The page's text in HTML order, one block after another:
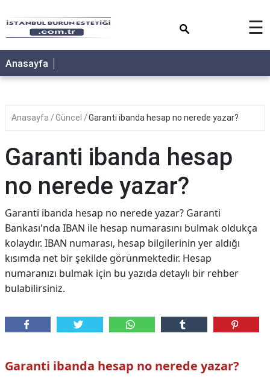
☰
Anasayfa
Anasayfa Güncel Garanti ibanda hesap no nerede yazar?
Garanti ibanda hesap
no nerede yazar?
Garanti ibanda hesap no nerede yazar? Garanti
Bankası'nda IBAN ile hesap numarasını bulmak oldukça
kolaydır. IBAN numarası, hesap bilgilerinin yer aldığı
kısımda net bir şekilde görünmektedir. Hesap
numaranızı bulmak için bu yazıda detaylı bir rehber
bulabilirsiniz.
Garanti ibanda hesap no nerede yazar?